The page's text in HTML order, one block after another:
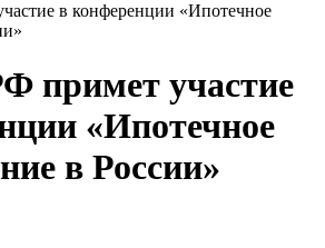
в конференции «Ипотечное
примет участие
«Ипотечное
в России»